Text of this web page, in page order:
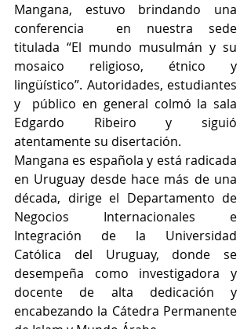
Mangana, estuvo brindando una
conferencia  en nuestra sede
titulada “El mundo musulmán y su
mosaico religioso, étnico y
lingüístico”. Autoridades, estudiantes
y  público en general colmó la sala
Edgardo Ribeiro y siguió
atentamente su disertación.
Mangana es española y está radicada
en Uruguay desde hace más de una
década, dirige el Departamento de
Negocios Internacionales e
Integración de la Universidad
Católica del Uruguay, donde se
desempeña como investigadora y
docente de alta dedicación y
encabezando la Cátedra Permanente